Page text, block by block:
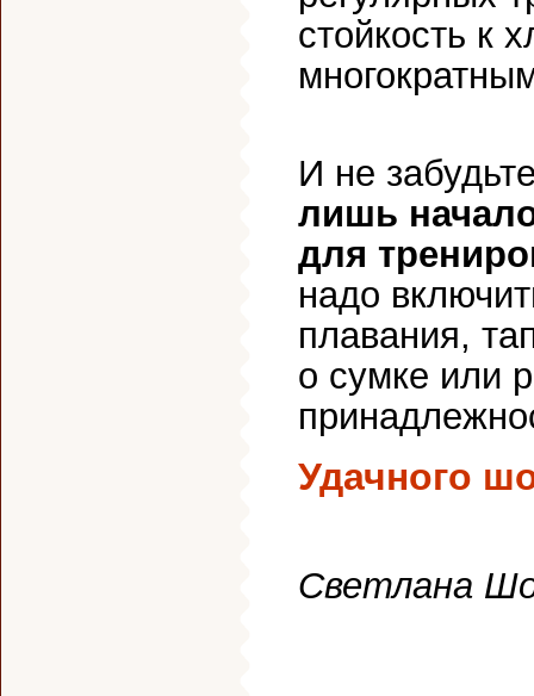
стойкость к
И не
лишь
для
надо
плавания,
о сумке или
Удачного
Светлана